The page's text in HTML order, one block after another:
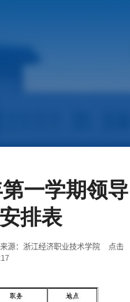
第一学期领导
排表
源：浙江经济职业技术学院 点击